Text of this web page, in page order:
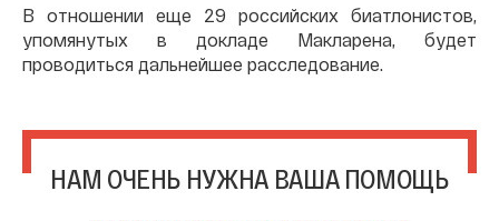
В отношении еще 29 российских биатлонистов,
упомянутых в докладе Макларена, будет
проводиться дальнейшее расследование.
НАМ ОЧЕНЬ НУЖНА ВАША ПОМОЩЬ